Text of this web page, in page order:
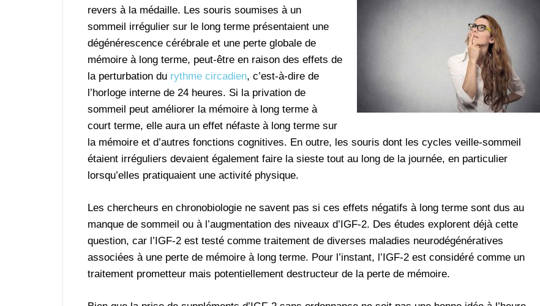
revers à la médaille. Les souris soumises à un
sommeil irrégulier sur le long terme présentaient une
dégénérescence cérébrale et une perte globale de
mémoire à long terme, peut-être en raison des effets de
la perturbation du rythme circadien, c’est-à-dire de
l’horloge interne de 24 heures. Si la privation de
sommeil peut améliorer la mémoire à long terme à
court terme, elle aura un effet néfaste à long terme sur
la mémoire et d’autres fonctions cognitives. En outre, les souris dont les cycles veille-sommeil
étaient irréguliers devaient également faire la sieste tout au long de la journée, en particulier
lorsqu’elles pratiquaient une activité physique.
Les chercheurs en chronobiologie ne savent pas si ces effets négatifs à long terme sont dus au
manque de sommeil ou à l’augmentation des niveaux d’IGF-2. Des études explorent déjà cette
question, car l’IGF-2 est testé comme traitement de diverses maladies neurodégénératives
associées à une perte de mémoire à long terme. Pour l’instant, l’IGF-2 est considéré comme un
traitement prometteur mais potentiellement destructeur de la perte de mémoire.